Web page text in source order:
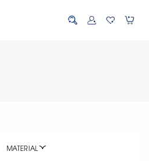
MATERIAL